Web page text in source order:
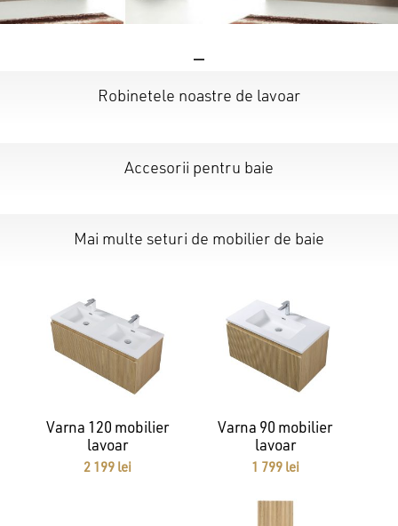
GO TO SHOP
Robinetele noastre de lavoar
Accesorii pentru baie
Mai multe seturi de mobilier de baie
Varna 120 mobilier
lavoar
2 199 lei
Varna 90 mobilier
lavoar
1 799 lei